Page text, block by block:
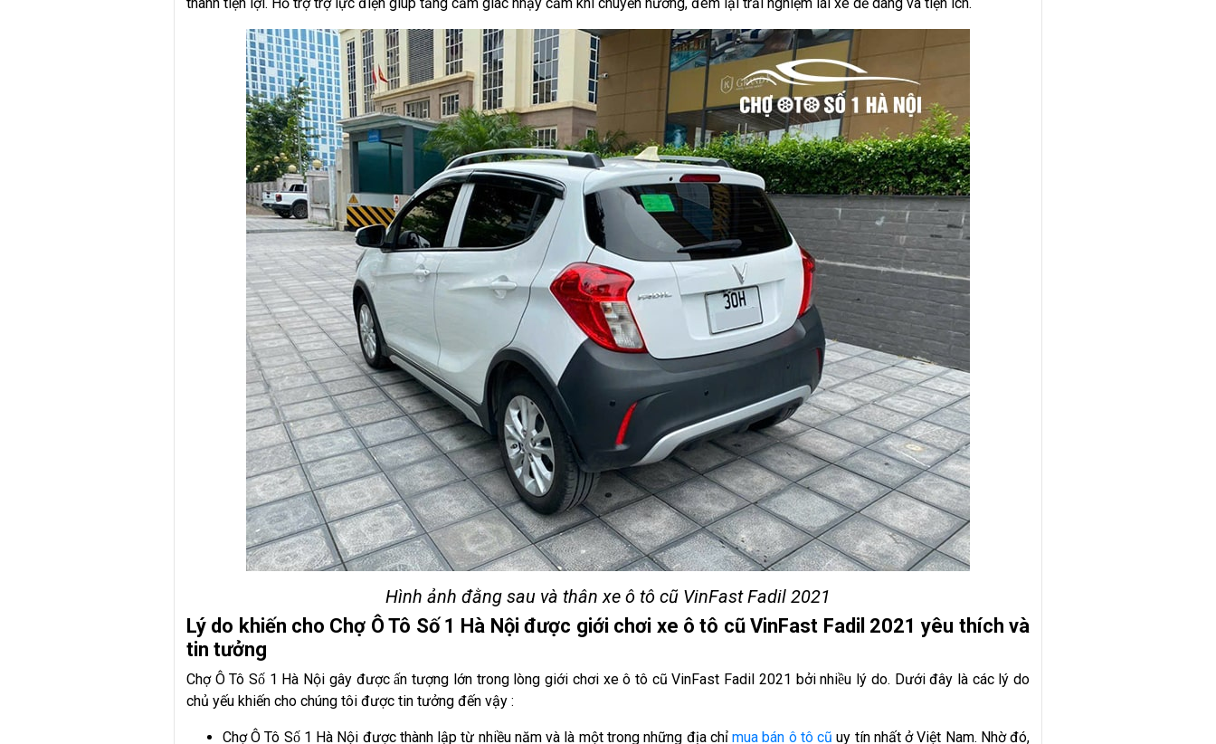
thanh tiện lợi. Hỗ trợ trợ lực điện giúp tăng cảm giác nhạy cảm khi chuyển hướng, đem lại trải nghiệm lái xe dễ dàng và tiện ích.
Hình ảnh đằng sau và thân xe ô tô cũ VinFast Fadil 2021
Lý do khiến cho Chợ Ô Tô Số 1 Hà Nội được giới chơi xe ô tô cũ VinFast Fadil 2021 yêu thích và
tin tưởng
Chợ Ô Tô Số 1 Hà Nội gây được ấn tượng lớn trong lòng giới chơi xe ô tô cũ VinFast Fadil 2021 bởi nhiều lý do. Dưới đây là các lý do
chủ yếu khiến cho chúng tôi được tin tưởng đến vậy :
Chợ Ô Tô Số 1 Hà Nội được thành lập từ nhiều năm và là một trong những địa chỉmua bán ô tô cũ uy tín nhất ở Việt Nam. Nhờ đó,